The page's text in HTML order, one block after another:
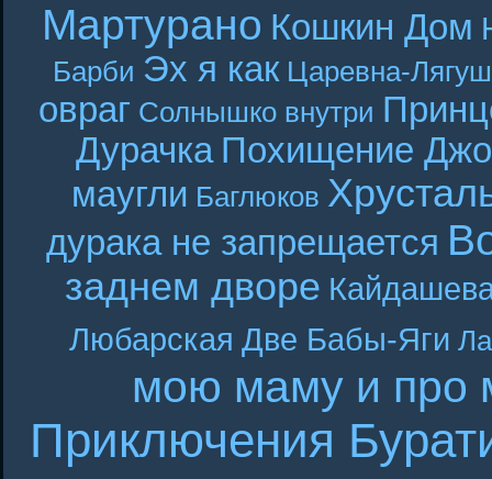
Мартурано Кошкин Дом
Барби Эх я как Царевна-
овраг Солнышко внутри
Дурачка Похищение
маугли Баглюков
дурака не запрещается
заднем дворе
Любарская Две Бабы-Яги
мою маму и про
Приключения